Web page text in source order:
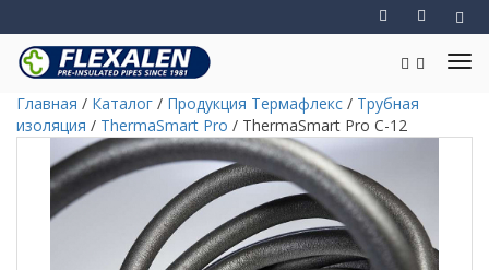
Главная / Каталог / Продукция Термафлекс / Трубная
изоляция / ThermaSmart Pro / ThermaSmart Pro C-12